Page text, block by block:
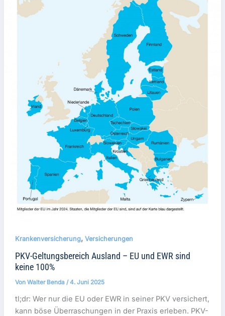
Krankenversicherung, Versicherungen
PKV-Geltungsbereich Ausland – EU und EWR sind
keine 100%
Von Walter Benda /4. Juni 2025
tl;dr: Wer nur die EU oder EWR in seiner PKV versichert,
kann böse Überraschungen in der Praxis erleben. PKV-